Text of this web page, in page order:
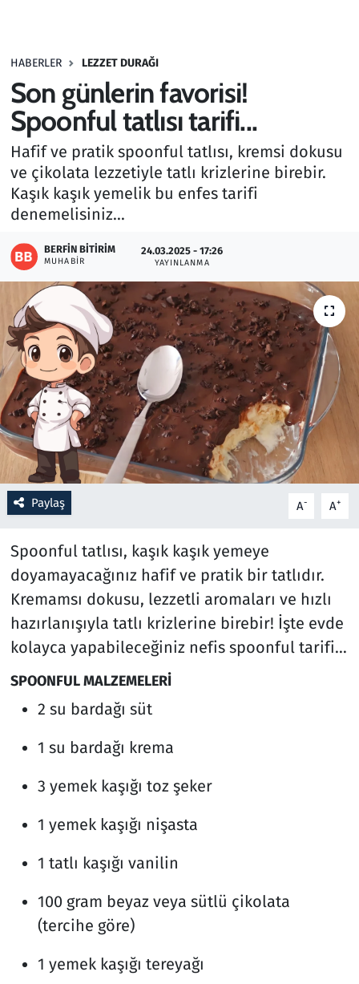
HABERLER LEZZET DURAĞI
Son günlerin favorisi!
Spoonful tatlısı tarifi...
Hafif ve pratik spoonful tatlısı, kremsi dokusu
ve çikolata lezzetiyle tatlı krizlerine birebir.
Kaşık kaşık yemelik bu enfes tarifi
denemelisiniz...
BERFIN BITIRIM
MUHABIR
24.03.2025 - 17:26
YAYINLANMA
Paylaş A- A+
Spoonful tatlısı, kaşık kaşık yemeye
doyamayacağınız hafif ve pratik bir tatlıdır.
Kremamsı dokusu, lezzetli aromaları ve hızlı
hazırlanışıyla tatlı krizlerine birebir! İşte evde
kolayca yapabileceğiniz nefis spoonful tarifi…
SPOONFUL MALZEMELERİ
2 su bardağı süt
1 su bardağı krema
3 yemek kaşığı toz şeker
1 yemek kaşığı nişasta
1 tatlı kaşığı vanilin
100 gram beyaz veya sütlü çikolata
(tercihe göre)
1 yemek kaşığı tereyağı
Haber
Kültür Sanat
Kurumsal Haberler
Lezzet Durağı
Oyun
Ramazan
Resmi İlanlar
Rüya Tabirleri
Sağlık
Savunma Sanayi
Seçim 2023
Spor
Teknoloji ve Bilim
Televizyon